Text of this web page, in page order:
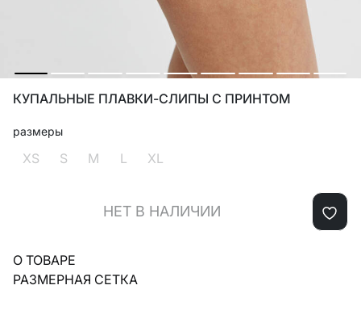
КУПАЛЬНЫЕ ПЛАВКИ-СЛИПЫ С ПРИНТОМ
размеры
XS S M L XL
НЕТ В НАЛИЧИИ
О ТОВАРЕ
РАЗМЕРНАЯ СЕТКА